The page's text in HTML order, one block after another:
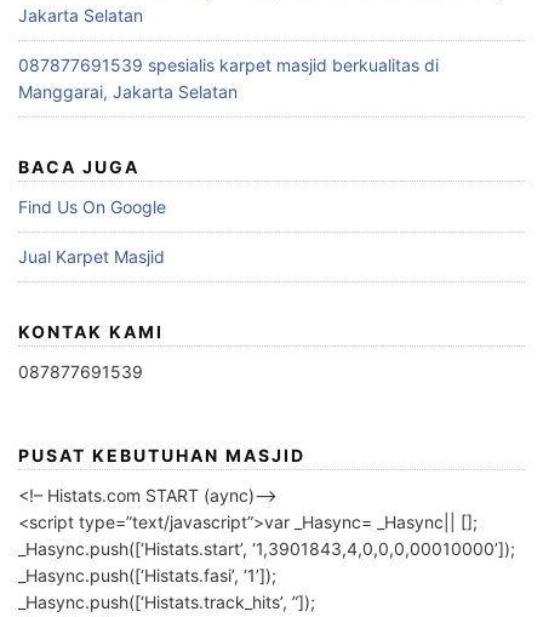
Jakarta Selatan
087877691539 spesialis karpet masjid berkualitas di
Manggarai, Jakarta Selatan
BACA JUGA
Find Us On Google
Jual Karpet Masjid
KONTAK KAMI
087877691539
PUSAT KEBUTUHAN MASJID
<!– Histats.com START (aync)–>
<script type=”text/javascript”>var _Hasync= _Hasync|| [];
_Hasync.push([‘Histats.start’, ‘1,3901843,4,0,0,0,00010000’]);
_Hasync.push([‘Histats.fasi’, ‘1’]);
_Hasync.push([‘Histats.track_hits’, ”]);